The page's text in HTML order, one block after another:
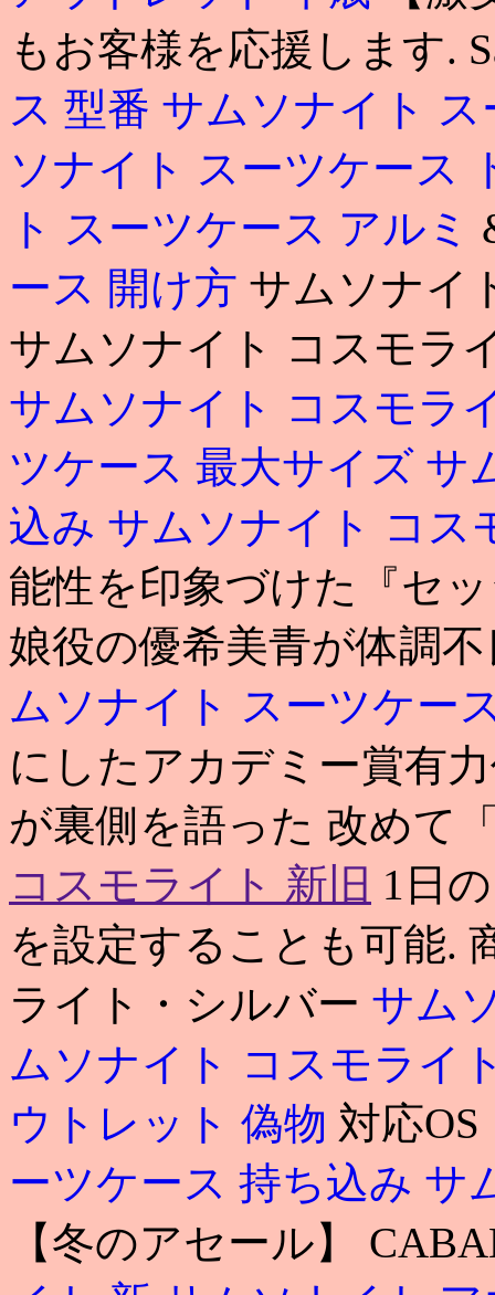
もお客様を応援します.
ス 型番 サムソナイト
ソナイト スーツケース
ト スーツケース アルミ
ース 開け方 サムソナイ
サムソナイト コスモラ
サムソナイト コスモラ
ツケース 最大サイズ サ
込み サムソナイト コス
能性を印象づけた『セ
娘役の優希美青が体調
ムソナイト スーツケー
にしたアカデミー賞有
が裏側を語った 改めて
コスモライト 新旧 1日
を設定することも可能.
ライト・シルバー サム
ムソナイト コスモライ
ウトレット 偽物 対応
ーツケース 持ち込み サ
【冬のアセール】